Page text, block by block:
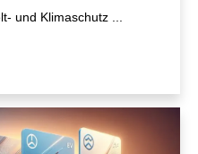
und Klimaschutz